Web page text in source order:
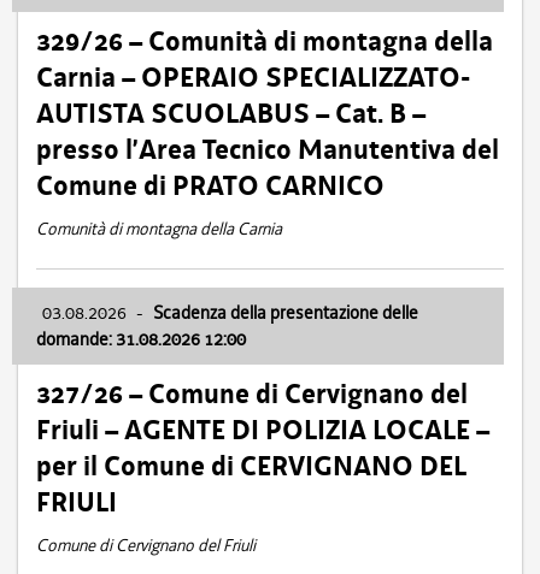
329/26 – Comunità di montagna della
Carnia – OPERAIO SPECIALIZZATO-
AUTISTA SCUOLABUS – Cat. B –
presso l’Area Tecnico Manutentiva del
Comune di PRATO CARNICO
Comunità di montagna della Carnia
03.08.2026 - Scadenza della presentazione delle
domande: 31.08.2026 12:00
327/26 – Comune di Cervignano del
Friuli – AGENTE DI POLIZIA LOCALE –
per il Comune di CERVIGNANO DEL
FRIULI
Comune di Cervignano del Friuli